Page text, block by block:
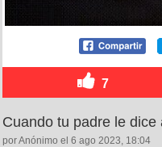
7
Cuando tu padre le
por Anónimo el 6 ago 2023, 18:04